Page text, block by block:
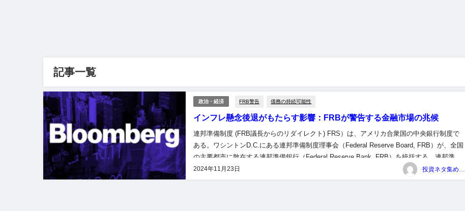
記事一覧
政治・経済 FRB警告 債務の持続可能性
インフレ懸念後退がもたらす影響：FRBが警告する金融市場の兆候
2024年11月23日
連邦準備制度 (FRB議長からのリダイレクト) FRS）は、アメリカ合衆国の中央銀行制度で
ある。ワシントンD.C.にある連邦準備制度理事会（Federal Reserve Board, FRB）が、全国
の主要都市に散在する連邦準備銀行（Federal Reserve Bank, FRB）を統括する。連邦準備
制度理事会は...
投資ネタ集めておいたのだ！管理人